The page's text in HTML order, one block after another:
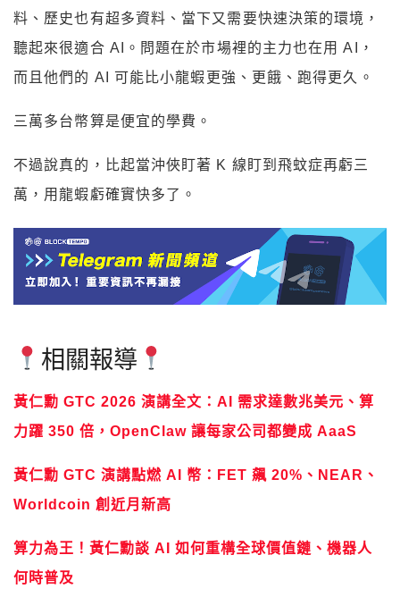
料、歷史也有超多資料、當下又需要快速決策的環境，
聽起來很適合 AI。問題在於市場裡的主力也在用 AI，
而且他們的 AI 可能比小龍蝦更強、更餓、跑得更久。
三萬多台幣算是便宜的學費。
不過說真的，比起當沖俠盯著 K 線盯到飛蚊症再虧三
萬，用龍蝦虧確實快多了。
相關報導
黃仁勳 GTC 2026 演講全文：AI 需求達數兆美元、算
力躍 350 倍，OpenClaw 讓每家公司都變成 AaaS
黃仁勳 GTC 演講點燃 AI 幣：FET 飆 20%、NEAR、
Worldcoin 創近月新高
算力為王！黃仁勳談 AI 如何重構全球價值鏈、機器人
何時普及